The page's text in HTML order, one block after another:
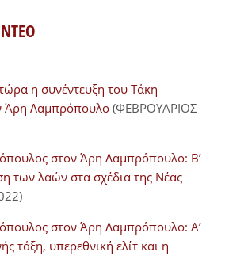
η συνέντευξη του Τάκη
Άρη Λαμπρόπουλο (ΦΕΒΡΟΥΑΡΙΟΣ
στον Άρη Λαμπρόπουλο: Β’
των λαών στα σχέδια της Νέας
στον Άρη Λαμπρόπουλο: Α’
τάξη, υπερεθνική ελίτ και η